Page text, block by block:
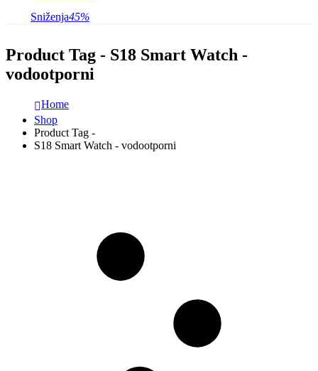
Sniženja45%
Product Tag - S18 Smart Watch -
vodootporni
Home
Shop
Product Tag -
S18 Smart Watch - vodootporni